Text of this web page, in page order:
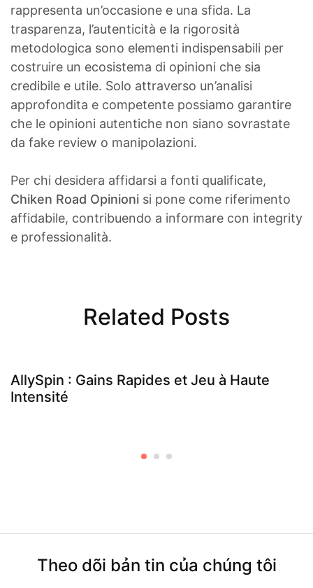
rappresenta un’occasione e una sfida. La
trasparenza, l’autenticità e la rigorosità
metodologica sono elementi indispensabili per
costruire un ecosistema di opinioni che sia
credibile e utile. Solo attraverso un’analisi
approfondita e competente possiamo garantire
che le opinioni autentiche non siano sovrastate
da fake review o manipolazioni.
Per chi desidera affidarsi a fonti qualificate,
Chiken Road Opinioni si pone come riferimento
affidabile, contribuendo a informare con integrity
e professionalità.
Related Posts
AllySpin : Gains Rapides et Jeu à Haute
Intensité
Theo dõi bản tin của chúng tôi